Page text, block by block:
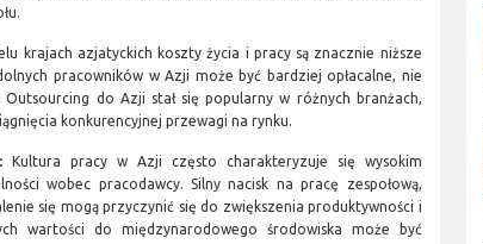
krajach azjatyckich koszty życia i pracy są znacznie niższe
pracowników w Azji może być bardziej opłacalne, nie
do Azji stał się popularny w różnych branżach,
konkurencyjnej przewagi na rynku.
Kultura pracy w Azji często charakteryzuje się wysokim
wobec pracodawcy. Silny nacisk na pracę zespołową,
się mogą przyczynić się do zwiększenia produktywności i
wartości do międzynarodowego środowiska może być